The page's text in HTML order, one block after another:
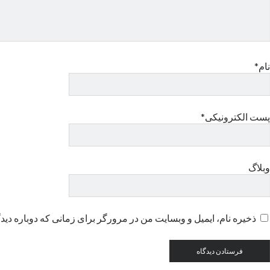
نام*
پست الکترونیکی*
وبلاگ
ذخیره نام، ایمیل و وبسایت من در مرورگر برای زمانی که دوباره